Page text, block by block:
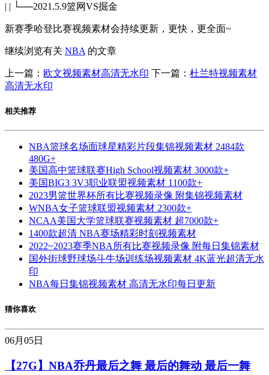
| | └──2021.5.9篮网VS掘金
新赛季哈登比赛视频素材会持续更新，更快，更全面~
继续浏览有关 NBA 的文章
上一篇： 欧文视频素材高清无水印 下一篇： 杜兰特视频素材
高清无水印
相关推荐
NBA篮球名场面球星精彩片段集锦视频素材 2484款
480G+
美国高中篮球联赛High School视频素材 3000款+
美国BIG3 3V3职业联盟视频素材 1100款+
2023男篮世界杯所有比赛视频录像 附集锦视频素材
WNBA女子篮球联盟视频素材 2300款+
NCAA美国大学篮球联赛视频素材 超7000款+
1400款超清 NBA赛场精彩时刻视频素材
2022~2023赛季NBA所有比赛视频录像 附每日集锦素材
国外街球野球场斗牛场训练场视频素材 4K蓝光超清无水
印
NBA每日集锦视频素材 高清无水印每日更新
猜你喜欢
06月 05日
【27G】NBA乔丹最后之舞 最后的舞动 最后一舞